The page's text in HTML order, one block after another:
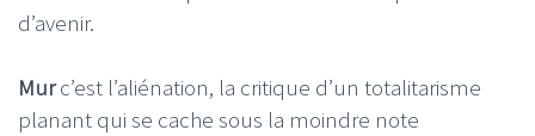
d’avenir.
Murc’est l’aliénation, la critique d’un totalitarisme
planant qui se cache sous la moindre note